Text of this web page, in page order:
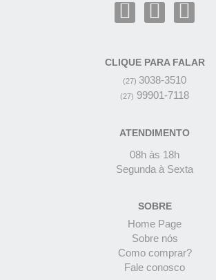
CLIQUE PARA FALAR
(27) 3038-3510
(27) 99901-7118
ATENDIMENTO
08h às 18h
Segunda à Sexta
SOBRE
Home Page
Sobre nós
Como comprar?
Fale conosco